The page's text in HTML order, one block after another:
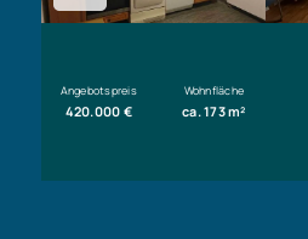
Angebotspreis
420.000 €
Wohnfläche
ca. 173 m²